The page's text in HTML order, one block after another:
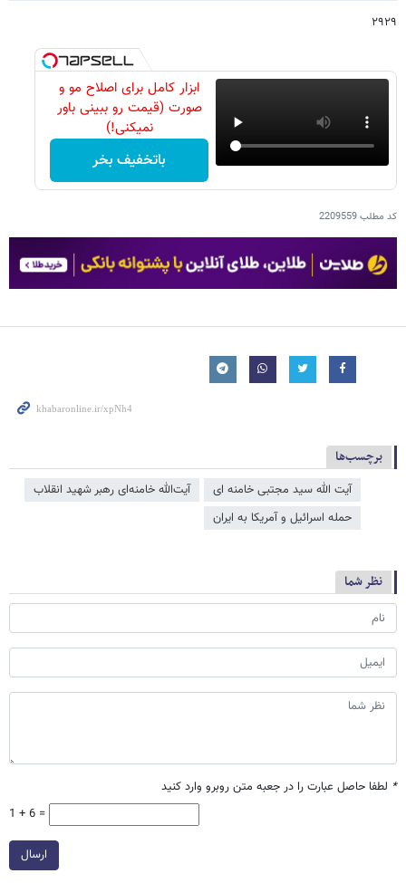
۲۹۲۹
ابزار کامل برای اصلاح مو و
صورت (قیمت رو ببینی باور
نمیکنی!)
باتخفیف بخر
کد مطلب2209559
برچسب‌ها
آیت الله سید مجتبی خامنه ای
آیت‌الله خامنه‌ای رهبر شهید انقلاب
حمله اسرائیل و آمریکا به ایران
نظر شما
* لطفا حاصل عبارت را در جعبه متن روبرو وارد کنید
1 + 6 =
ارسال